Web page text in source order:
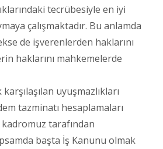
tecrübesiyle en iyi
çalışmaktadır. Bu anlamda
de işverenlerden haklarını
haklarını mahkemelerde
uyuşmazlıkları
tazminatı hesaplamaları
tarafından
başta İş Kanunu olmak